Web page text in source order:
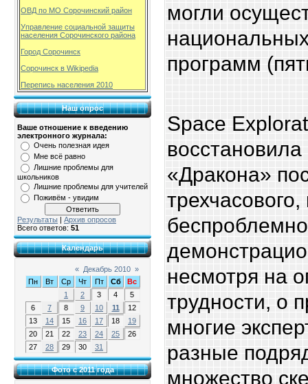
ОВД по МО Сорочинский район
Управление социальной защиты
населения Сорочинского района
Город Сорочинск
Сорочинск в Wikipedia
Перепись населения 2010
Наш опрос
Ваше отношение к введению
электронного журнала:
Очень полезная идея
Мне всё равно
Лишние проблемы для
школьников
Лишние проблемы для учителей
Поживём - увидим
Результаты
Архив опросов
Всего ответов: 51
Календарь
« Декабрь 2010 »
Пн
Вт Ср Чт Пт Сб
Вс
1
2 3 4
5
6
7 8 9 10 11
12
13
14 15 16 17 18
19
20
21 22 23 24 25
26
27
28 29 30 31
Фото с 2011 года
могли
программ
Space
восстановила
«Дракона»
несмотря на
трудности, о
многие
разные
множество